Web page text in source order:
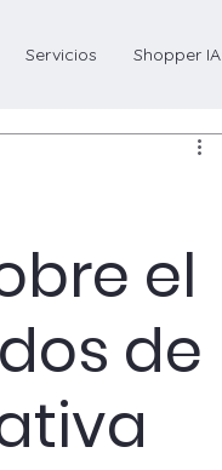
Servicios Shopper IA
el
de